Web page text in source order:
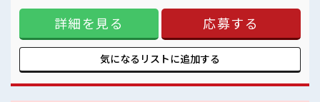
持ち物が多いあなたにもぴったり☆
ロッカー付き職場♪
UP≫ 派手過ぎなければ髪型や髪色自由♪ (規定有)≪動きやす
い制服アリ≫ 制服があるので、 毎日の服装の悩み解消♪ ≪未
経験でも活躍できる≫ 新しいことにチャレンジするのは不安
だけど、 しっかり働く環境が整っています！ イチからスキル
UP・ステップUP目指していきましょう！ ■職場の雰囲気 髪
型・髪色自由♪ 派手過ぎなければOKだから、 モチベーショ
あなたにもぴったり☆ ロッカー付き職場♪
詳細を見る 応募する
気になるリストに追加する